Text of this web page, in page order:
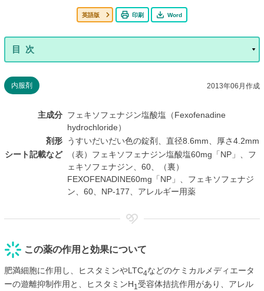
英語版 印刷 Word
内服剤 2013年06月作成
主成分 フェキソフェナジン塩酸塩（Fexofenadine
hydrochloride）
剤形
うすいだいだい色の錠剤、直径8.6mm、厚さ4.2mm
シート記載など
（表）フェキソフェナジン塩酸塩60mg「NP」、フ
ェキソフェナジン、60、（裏）
FEXOFENADINE60mg「NP」、フェキソフェナジ
ン、60、NP-177、アレルギー用薬
この薬の作用と効果について
肥満細胞に作用し、ヒスタミンやLTC4などのケミカルメディエータ
ーの遊離抑制作用と、ヒスタミンH1 受容体拮抗作用があり、アレル